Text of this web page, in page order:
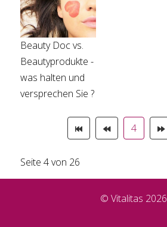
Beauty Doc vs.
Beautyprodukte -
was halten und
versprechen Sie ?
4
Seite 4 von 26
© Vitalitas 2026